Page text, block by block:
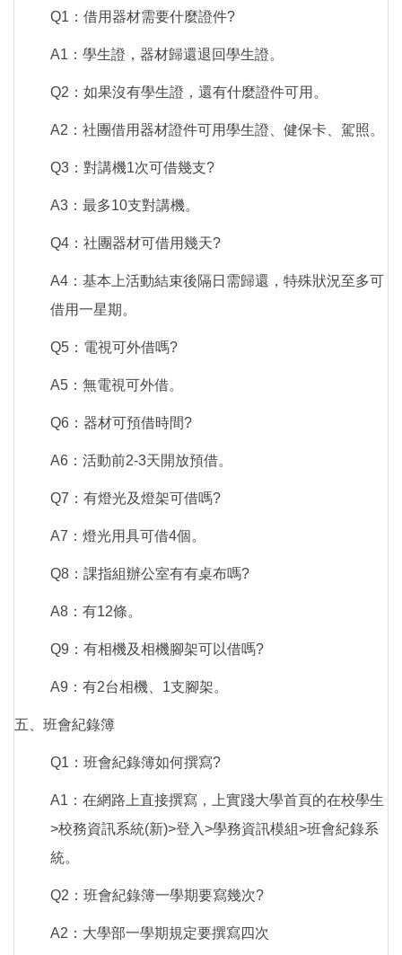
Q1：借用器材需要什麼證件?
A1：學生證，器材歸還退回學生證。
Q2：如果沒有學生證，還有什麼證件可用。
A2：社團借用器材證件可用學生證、健保卡、駕照。
Q3：對講機1次可借幾支?
A3：最多10支對講機。
Q4：社團器材可借用幾天?
A4：基本上活動結束後隔日需歸還，特殊狀況至多可
借用一星期。
Q5：電視可外借嗎?
A5：無電視可外借。
Q6：器材可預借時間?
A6：活動前2-3天開放預借。
Q7：有燈光及燈架可借嗎?
A7：燈光用具可借4個。
Q8：課指組辦公室有有桌布嗎?
A8：有12條。
Q9：有相機及相機腳架可以借嗎?
A9：有2台相機、1支腳架。
五、班會紀錄簿
Q1：班會紀錄簿如何撰寫?
A1：在網路上直接撰寫，上實踐大學首頁的在校學生
>校務資訊系統(新)>登入>學務資訊模組>班會紀錄系
統。
Q2：班會紀錄簿一學期要寫幾次?
A2：大學部一學期規定要撰寫四次